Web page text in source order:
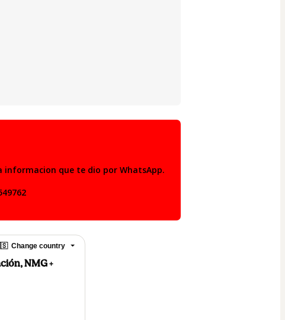
que te dio por WhatsApp.
Change country
NMG +